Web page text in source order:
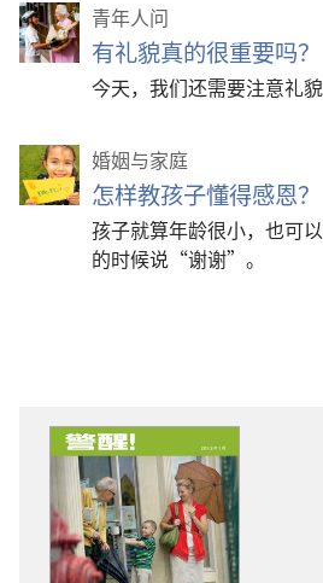
青年人问
有礼貌真的很重要吗？
今天，我们还需要注意礼貌
婚姻与家庭
怎样教孩子懂得感恩？
孩子就算年龄很小，也可
的时候说“谢谢”。